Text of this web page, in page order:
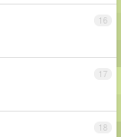
16
17
18